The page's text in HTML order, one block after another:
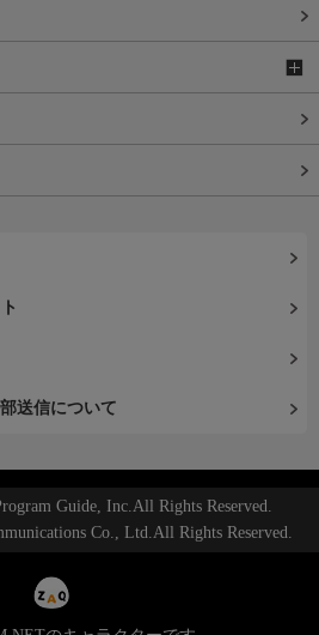
送信について
Guide, Inc.All Rights Reserved.
Co., Ltd.All Rights Reserved.